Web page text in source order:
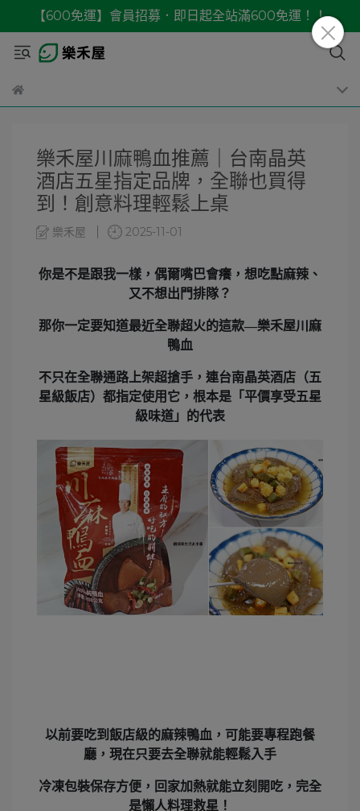
【600免運】會員招募．即日起全站滿600免運！！
樂禾屋川麻鴨血推薦｜台南晶英
酒店五星指定品牌，全聯也買得
到！創意料理輕鬆上桌
樂禾屋 2025-11-01
你是不是跟我一樣，偶爾嘴巴會癢，想吃點麻辣、
又不想出門排隊？
那你一定要知道最近全聯超火的這款—樂禾屋川麻
鴨血
不只在全聯通路上架超搶手，連台南晶英酒店（五
星級飯店）都指定使用 它，根本是「平價享受五星
級味道」的代表
以前要吃到飯店級的麻辣鴨血，可能要專程跑餐
廳，現在只要去全聯就能輕鬆入手
冷凍包裝保存方便，回家加熱就能立刻開吃，完全
是懶人料理救星 ！